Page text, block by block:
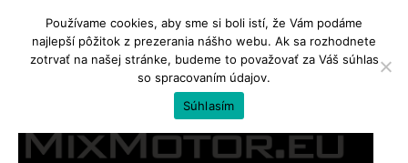
TRENDING
Yamaha Tenere 700. Ostré enduro na cestovanie
Používame cookies, aby sme si boli istí, že Vám podáme
najlepší pôžitok z prezerania nášho webu. Ak sa rozhodnete
zotrvať na našej stránke, budeme to považovať za Váš súhlas
so spracovaním údajov.
Súhlasím